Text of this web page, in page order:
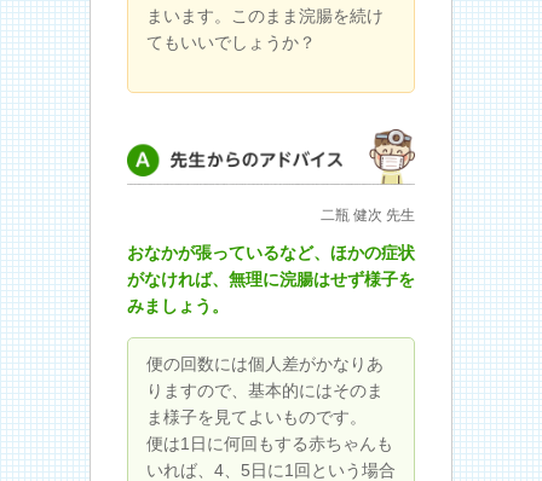
まいます。このまま浣腸を続け
てもいいでしょうか？
先生からのアドバイス二瓶 健次 先生
おなかが張っているなど、ほかの症状
がなければ、無理に浣腸はせず様子を
みましょう。
便の回数には個人差がかなりあ
りますので、基本的にはそのま
ま様子を見てよいものです。
便は1日に何回もする赤ちゃんも
いれば、4、5日に1回という場合